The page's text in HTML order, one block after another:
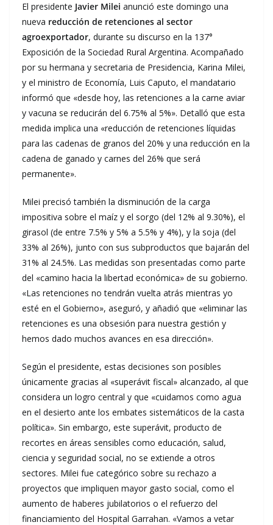
El presidente Javier Milei anunció este domingo una
nueva reducción de retenciones al sector
agroexportador, durante su discurso en la 137°
Exposición de la Sociedad Rural Argentina. Acompañado
por su hermana y secretaria de Presidencia, Karina Milei,
y el ministro de Economía, Luis Caputo, el mandatario
informó que «desde hoy, las retenciones a la carne aviar
y vacuna se reducirán del 6.75% al 5%». Detalló que esta
medida implica una «reducción de retenciones líquidas
para las cadenas de granos del 20% y una reducción en la
cadena de ganado y carnes del 26% que será
permanente».
Milei precisó también la disminución de la carga
impositiva sobre el maíz y el sorgo (del 12% al 9.30%), el
girasol (de entre 7.5% y 5% a 5.5% y 4%), y la soja (del
33% al 26%), junto con sus subproductos que bajarán del
31% al 24.5%. Las medidas son presentadas como parte
del «camino hacia la libertad económica» de su gobierno.
«Las retenciones no tendrán vuelta atrás mientras yo
esté en el Gobierno», aseguró, y añadió que «eliminar las
retenciones es una obsesión para nuestra gestión y
hemos dado muchos avances en esa dirección».
Según el presidente, estas decisiones son posibles
únicamente gracias al «superávit fiscal» alcanzado, al que
considera un logro central y que «cuidamos como agua
en el desierto ante los embates sistemáticos de la casta
política». Sin embargo, este superávit, producto de
recortes en áreas sensibles como educación, salud,
ciencia y seguridad social, no se extiende a otros
sectores. Milei fue categórico sobre su rechazo a
proyectos que impliquen mayor gasto social, como el
aumento de haberes jubilatorios o el refuerzo del
financiamiento del Hospital Garrahan. «Vamos a vetar